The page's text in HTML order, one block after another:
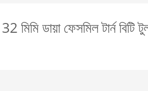
ফেসমিল টার্ন বিটি